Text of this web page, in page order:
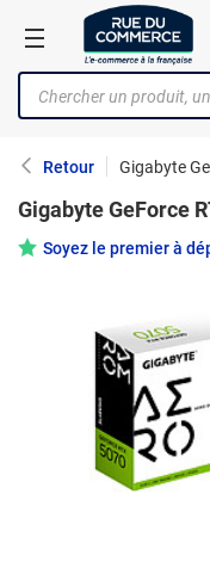
Retour Gigabyte
Gigabyte GeForce
Soyez le premier à